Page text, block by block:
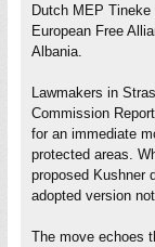
Dutch MEP
European Free
Albania.
Lawmakers in
Commission
for an immediate
protected areas.
proposed Kushner
adopted version
The move echoes